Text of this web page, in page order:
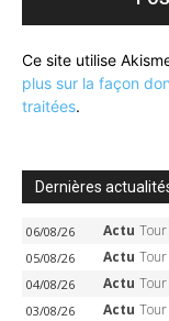
Ce site utilise
plus sur la façon
traitées.
Dernières
06/08/26 Actu Tour de
05/08/26 Actu Tour de
04/08/26 Actu Tour de
03/08/26 Actu Tour de